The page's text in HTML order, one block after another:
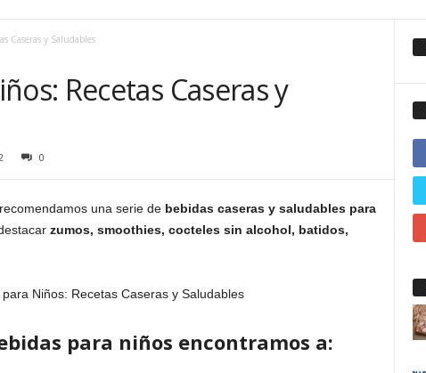
Caseras y Saludables
Recetas Caseras y
0
una serie de bebidas caseras y saludables para
zumos, smoothies, cocteles sin alcohol, batidos,
para niños encontramos a: